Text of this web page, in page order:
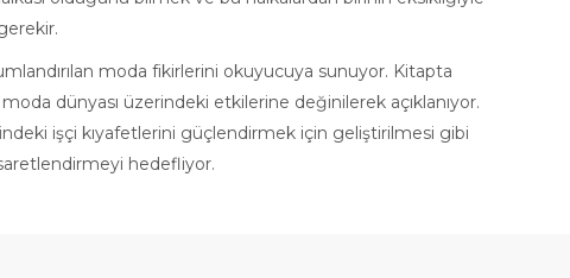
moda fikirlerini okuyucuya sunuyor. Kitapta
dünyası üzerindeki etkilerine değinilerek açıklanıyor.
işçi kıyafetlerini güçlendirmek için geliştirilmesi gibi
hedefliyor.